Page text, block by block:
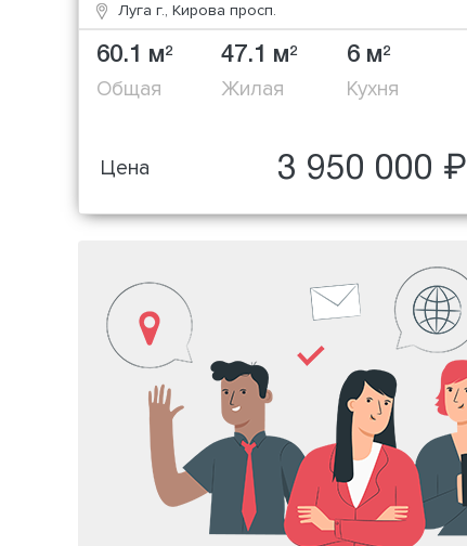
Луга г., Кирова просп.
60.1 м2
Общая
47.1 м2
Жилая
6 м2
Кухня
Цена 3 950 000 ₽